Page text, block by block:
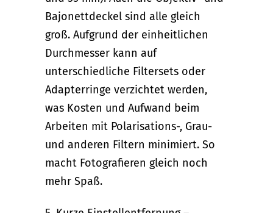
Bajonettdeckel sind alle gleich
groß. Aufgrund der einheitlichen
Durchmesser kann auf
unterschiedliche Filtersets oder
Adapterringe verzichtet werden,
was Kosten und Aufwand beim
Arbeiten mit Polarisations-, Grau-
und anderen Filtern minimiert. So
macht Fotografieren gleich noch
mehr Spaß.